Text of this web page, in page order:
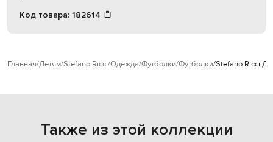
Код товара: 182614
Главная Детям Stefano Ricci Одежда Футболки Футболки Stefano Ricci
Также из этой коллекции